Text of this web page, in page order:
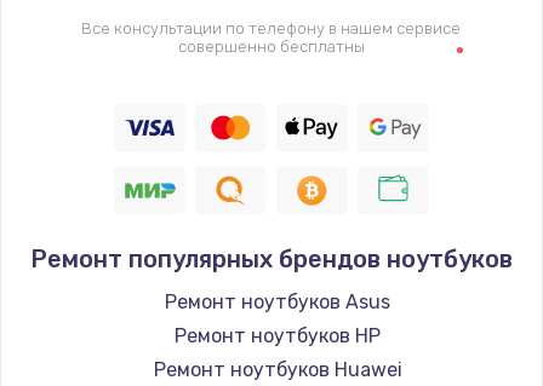
Все консультации по телефону в нашем сервисе
совершенно бесплатны
Ремонт популярных брендов ноутбуков
Ремонт ноутбуков Asus
Ремонт ноутбуков HP
Ремонт ноутбуков Huawei